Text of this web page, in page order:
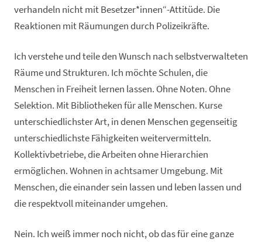
verhandeln nicht mit Besetzer*innen“-Attitüde. Die
Reaktionen mit Räumungen durch Polizeikräfte.
Ich verstehe und teile den Wunsch nach selbstverwalteten
Räume und Strukturen. Ich möchte Schulen, die
Menschen in Freiheit lernen lassen. Ohne Noten. Ohne
Selektion. Mit Bibliotheken für alle Menschen. Kurse
unterschiedlichster Art, in denen Menschen gegenseitig
unterschiedlichste Fähigkeiten weitervermitteln.
Kollektivbetriebe, die Arbeiten ohne Hierarchien
ermöglichen. Wohnen in achtsamer Umgebung. Mit
Menschen, die einander sein lassen und leben lassen und
die respektvoll miteinander umgehen.
Nein. Ich weiß immer noch nicht, ob das für eine ganze